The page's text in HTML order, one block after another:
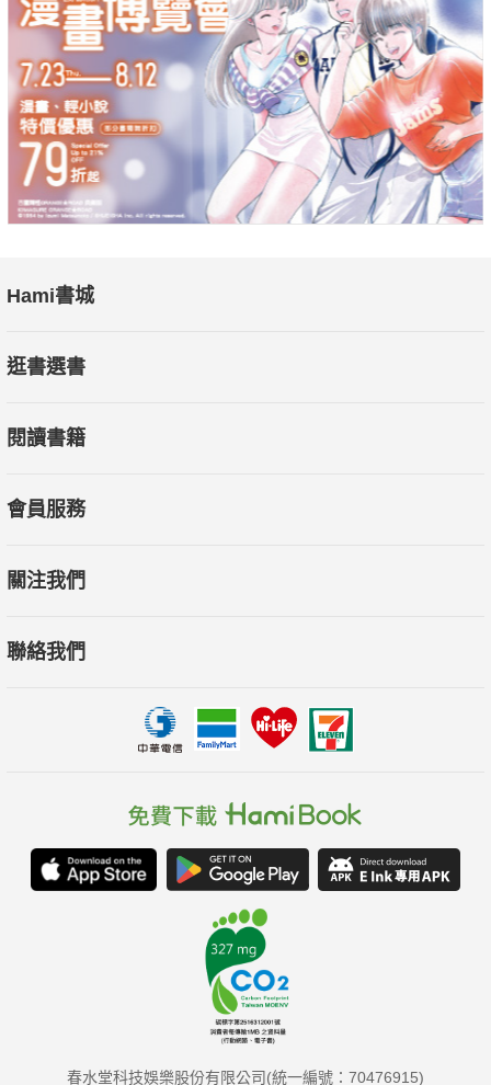
Hami書城
逛書選書
閱讀書籍
會員服務
關注我們
聯絡我們
春水堂科技娛樂股份有限公司(統一編號：70476915)